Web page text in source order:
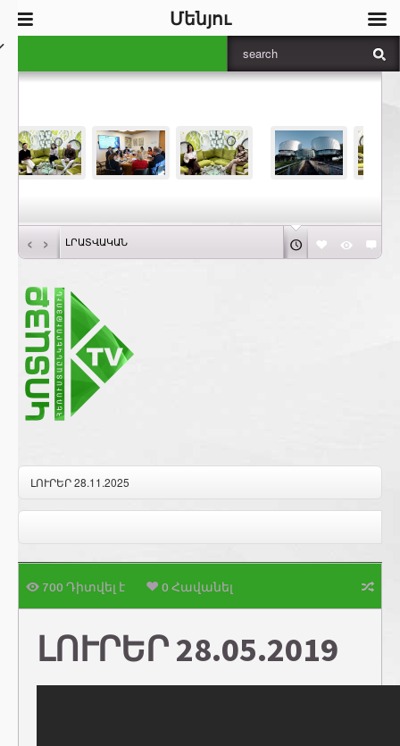
‹ › ԼՐԱՏՎԱԿԱՆ
ԼՈՒՐԵՐ 28.11.2025
700 Դիտվել է 0 Հավանել
ԼՈՒՐԵՐ 28.05.2019
Մենյու